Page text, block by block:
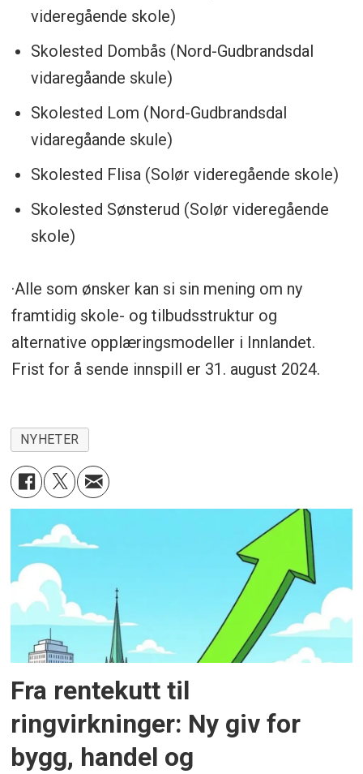
videregående skole)
Skolested Dombås (Nord-Gudbrandsdal
vidaregåande skule)
Skolested Lom (Nord-Gudbrandsdal
vidaregåande skule)
Skolested Flisa (Solør videregående skole)
Skolested Sønsterud (Solør videregående
skole)
·Alle som ønsker kan si sin mening om ny
framtidig skole- og tilbudsstruktur og
alternative opplæringsmodeller i Innlandet.
Frist for å sende innspill er 31. august 2024.
NYHETER
Fra rentekutt til
ringvirkninger: Ny giv for
bygg, handel og